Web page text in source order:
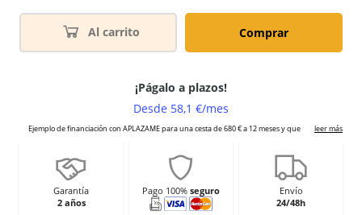
Al carrito Comprar
Garantía
2 años
Pago 100% seguro
Envío
24/48h